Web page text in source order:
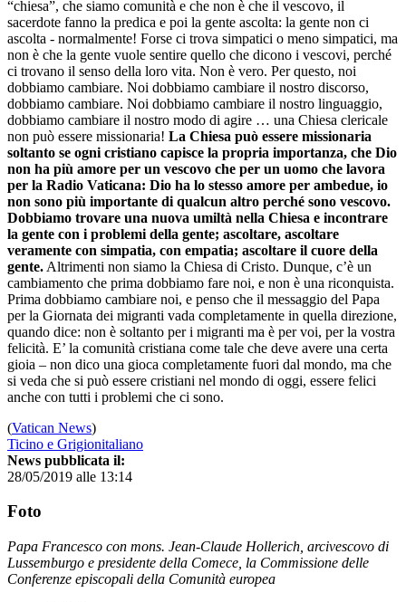
“chiesa”, che siamo comunità e che non è che il vescovo, il
sacerdote fanno la predica e poi la gente ascolta: la gente non ci
ascolta - normalmente! Forse ci trova simpatici o meno simpatici, ma
non è che la gente vuole sentire quello che dicono i vescovi, perché
ci trovano il senso della loro vita. Non è vero. Per questo, noi
dobbiamo cambiare. Noi dobbiamo cambiare il nostro discorso,
dobbiamo cambiare. Noi dobbiamo cambiare il nostro linguaggio,
dobbiamo cambiare il nostro modo di agire … una Chiesa clericale
non può essere missionaria! La Chiesa può essere missionaria
soltanto se ogni cristiano capisce la propria importanza, che Dio
non ha più amore per un vescovo che per un uomo che lavora
per la Radio Vaticana: Dio ha lo stesso amore per ambedue, io
non sono più importante di qualcun altro perché sono vescovo.
Dobbiamo trovare una nuova umiltà nella Chiesa e incontrare
la gente con i problemi della gente; ascoltare, ascoltare
veramente con simpatia, con empatia; ascoltare il cuore della
gente. Altrimenti non siamo la Chiesa di Cristo. Dunque, c’è un
cambiamento che prima dobbiamo fare noi, e non è una riconquista.
Prima dobbiamo cambiare noi, e penso che il messaggio del Papa
per la Giornata dei migranti vada completamente in quella direzione,
quando dice: non è soltanto per i migranti ma è per voi, per la vostra
felicità. E’ la comunità cristiana come tale che deve avere una certa
gioia – non dico una gioca completamente fuori dal mondo, ma che
si veda che si può essere cristiani nel mondo di oggi, essere felici
anche con tutti i problemi che ci sono.
(Vatican News)
Ticino e Grigionitaliano
News pubblicata il:
28/05/2019 alle 13:14
Foto
Papa Francesco con mons. Jean-Claude Hollerich, arcivescovo di
Lussemburgo e presidente della Comece, la Commissione delle
Conferenze episcopali della Comunità europea